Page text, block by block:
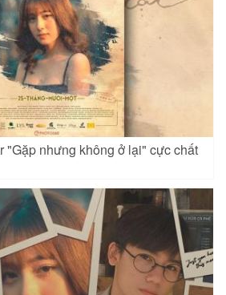
"Gặp nhưng không ở lại" cực chất